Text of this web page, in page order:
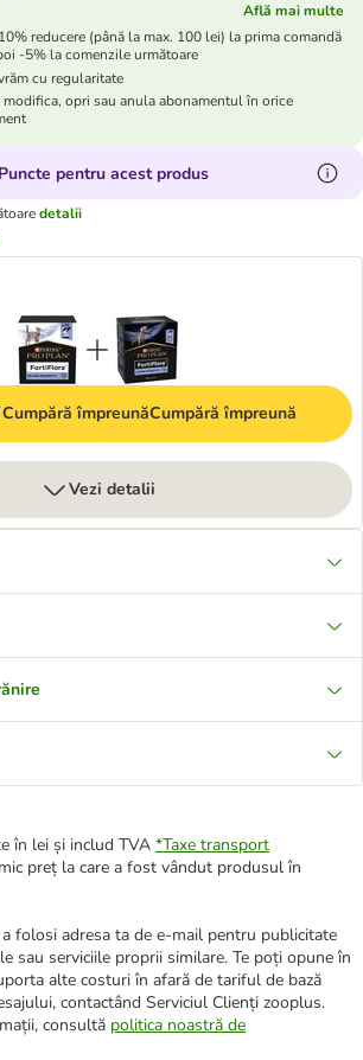
Află mai multe
reducere (până la max. 100 lei) la prima comandă
-5% la comenzile următoare
cu regularitate
modifica, opri sau anula abonamentul în orice
pentru acest produs
detalii
Cumpără împreunăCumpără împreună
Vezi detalii
în lei și includ TVA *Taxe transport
preț la care a fost vândut produsul în
folosi adresa ta de e-mail pentru publicitate
sau serviciile proprii similare. Te poți opune în
alte costuri în afară de tariful de bază
contactând Serviciul Clienți zooplus.
consultă politica noastră de